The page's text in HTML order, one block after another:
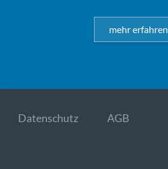
mehr erfahren
Datenschutz AGB